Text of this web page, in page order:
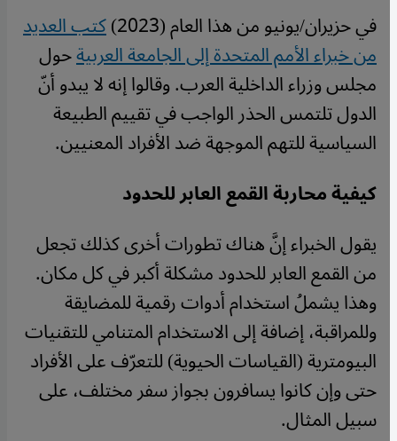
في حزيران/يونيو من هذا العام (2023)
كتب العديد
من خبراء الأمم المتحدة إلى الجامعة العربيةحول
مجلس وزراء الداخلية العرب. وقالوا إنه لا يبدو أنّ
الدول تلتمس الحذر الواجب في تقييم الطبيعة
السياسية للتهم الموجهة ضد الأفراد المعنيين.
كيفية محاربة القمع العابر للحدود
يقول الخبراء إنَّ هناك تطورات أخرى كذلك تجعل
من القمع العابر للحدود مشكلة أكبر في كل مكان.
وهذا يشملُ استخدام أدوات رقمية للمضايقة
وللمراقبة، إضافة إلى الاستخدام المتنامي للتقنيات
البيومترية (القياسات الحيوية) للتعرّف على الأفراد
حتى وإن كانوا يسافرون بجواز سفر مختلف، على
سبيل المثال.